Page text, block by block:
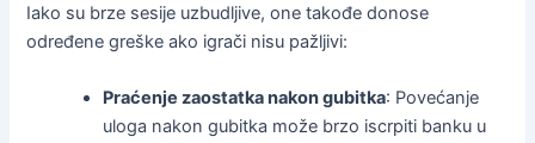
Iako su brze sesije uzbudljive, one takođe donose
određene greške ako igrači nisu pažljivi:
Praćenje zaostatka nakon gubitka: Povećanje
uloga nakon gubitka može brzo iscrpiti banku u